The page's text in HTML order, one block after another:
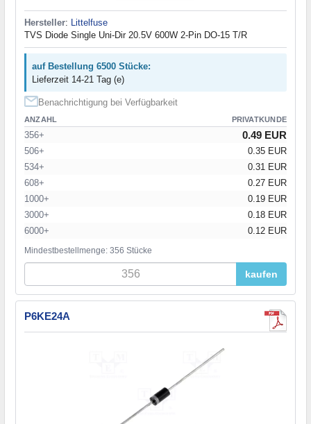
Hersteller: Littelfuse
TVS Diode Single Uni-Dir 20.5V 600W 2-Pin DO-15 T/R
auf Bestellung 6500 Stücke:
Lieferzeit 14-21 Tag (e)
Benachrichtigung bei Verfügbarkeit
ANZAHL PRIVATKUNDE
356+ 0.49 EUR
506+
0.35 EUR
534+
0.31 EUR
608+
0.27 EUR
1000+
0.19 EUR
3000+
0.18 EUR
6000+
0.12 EUR
Mindestbestellmenge: 356 Stücke
kaufen
P6KE24A